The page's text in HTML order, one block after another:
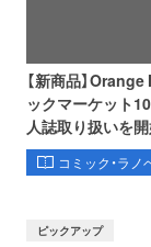
【新商品】
ックマーケット
人誌取り扱いを開
コミック・ラノ
ピックアップ